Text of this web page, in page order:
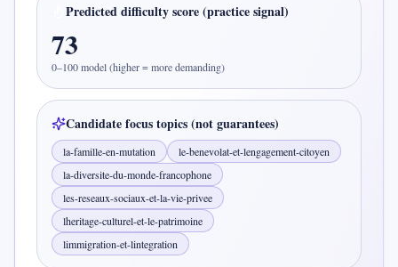
Predicted difficulty score (practice signal)
73
0–100 model (higher = more demanding)
Candidate focus topics (not guarantees)
la-famille-en-mutation
le-benevolat-et-lengagement-citoyen
la-diversite-du-monde-francophone
les-reseaux-sociaux-et-la-vie-privee
lheritage-culturel-et-le-patrimoine
limmigration-et-lintegration